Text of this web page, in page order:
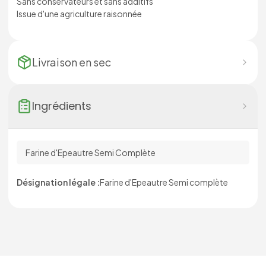
Issue d'une agriculture raisonnée
Livraison en sec
Ingrédients
Farine d'Epeautre Semi Complète
Désignation légale :Farine d'Epeautre Semi complète